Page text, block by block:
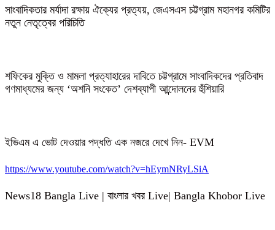
সাংবাদিকতার মর্যাদা রক্ষায় ঐক্যের প্রত্যয়, জেএসএস চট্টগ্রাম মহানগর কমিটির
নতুন নেতৃত্বের পরিচিতি
শফিকের মুক্তি ও মামলা প্রত্যাহারের দাবিতে চট্টগ্রামে সাংবাদিকদের প্রতিবাদ
গণমাধ্যমের জন্য ‘অশনি সংকেত’ দেশব্যাপী আন্দোলনের হুঁশিয়ারি
ইভিএম এ ভোট দেওয়ার পদ্ধতি এক নজরে দেখে নিন- EVM
https://www.youtube.com/watch?v=hEymNRyLSiA
News18 Bangla Live | বাংলার খবর Live| Bangla Khobor Live